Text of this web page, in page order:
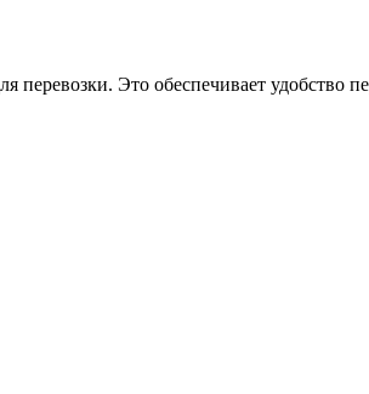
Это обеспечивает удобство